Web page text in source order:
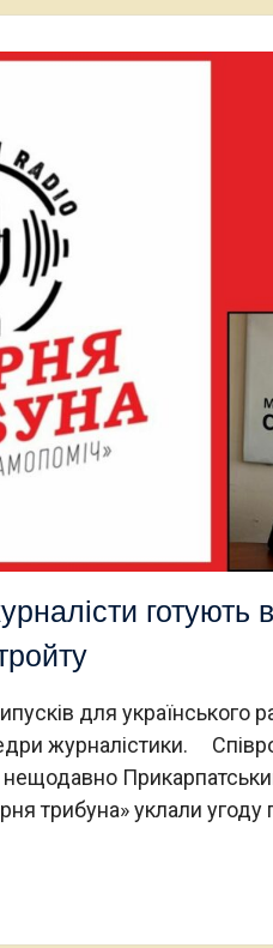
готують
для українського
журналістики.
трибуна» уклали угоду